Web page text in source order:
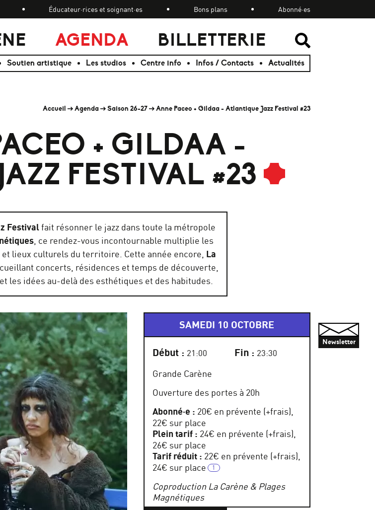
AGENDA BILLETTERIE
Soutien artistique Les studios Centre info Infos / Contacts Actualités
Éducateur·rices et soignant·es Bons plans Abonné·es
Accueil Agenda Saison 26-27 Anne Paceo + Gildaa - Atlantique Jazz Festival #23
+ GILDAA -
FESTIVAL #23
Festivalfait résonner le jazz dans toute la métropole
, ce rendez-vous incontournable multiplie les
lieux culturels du territoire. Cette année encore, La
concerts, résidences et temps de découverte,
les idées au-delà des esthétiques et des habitudes.
SAMEDI 10 OCTOBRE
Début : 21:00 Fin : 23:30
Grande Carène
Ouverture des portes à 20h
Abonné·e : 20€ en prévente (+frais),
22€ sur place
Plein tarif : 24€ en prévente (+frais),
26€ sur place
Tarif réduit : 22€ en prévente (+frais),
24€ sur place
Coproduction La Carène & Plages
Magnétiques
Newsletter